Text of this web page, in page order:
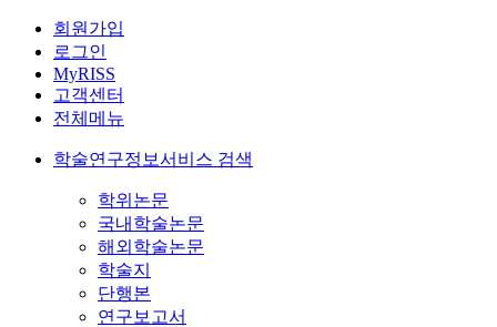
회원가입
로그인
MyRISS
고객센터
전체메뉴
학술연구정보서비스 검색
학위논문
국내학술논문
해외학술논문
학술지
단행본
연구보고서